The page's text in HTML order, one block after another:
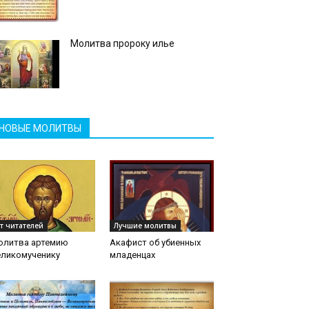
Молитва пророку илье
НОВЫЕ МОЛИТВЫ
читателей
артемию
Лучшие молитвы
Акафист об убиенных
младенцах